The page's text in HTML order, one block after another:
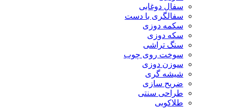
سفال دوغابی
سفالگری با دست
سکمه دوزی
سکه دوزی
سنگ تراشی
سوخت روی چوب
سوزن دوزی
شیشه گری
ضریح سازی
طراحی سنتی
طلاکوبی